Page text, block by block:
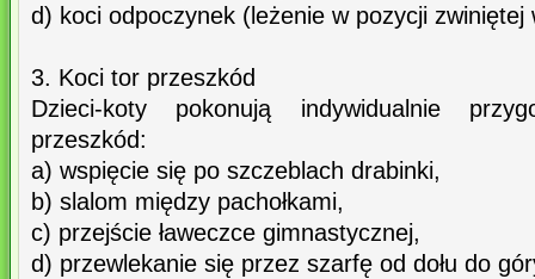
d) koci odpoczynek (leżenie w pozycji zwiniętej
3. Koci tor przeszkód
Dzieci-koty pokonują indywidualnie
przeszkód:
a) wspięcie się po szczeblach drabinki,
b) slalom między pachołkami,
c) przejście ławeczce gimnastycznej,
d) przewlekanie się przez szarfę od dołu do